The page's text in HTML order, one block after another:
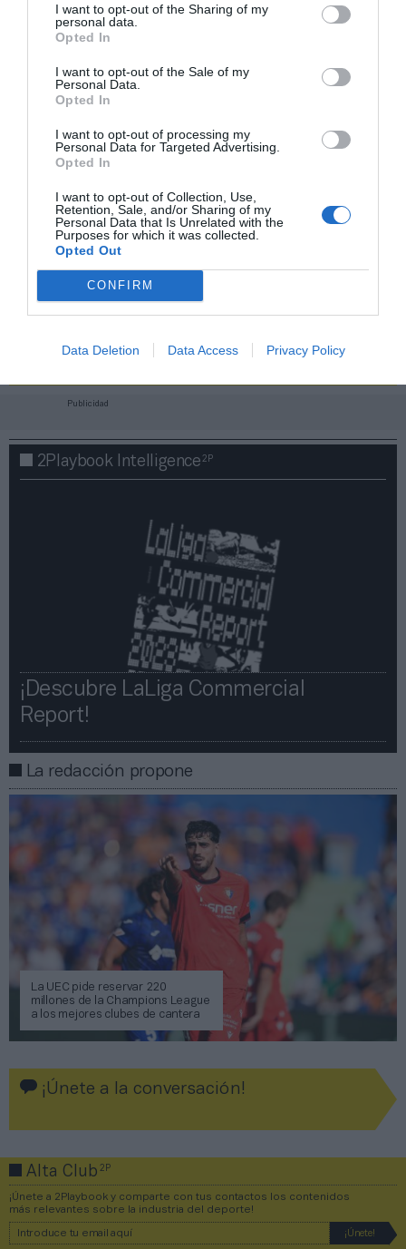
I want to opt-out of the Sharing of my
personal data.
Opted In
I want to opt-out of the Sale of my
Personal Data.
Opted In
I want to opt-out of processing my
Personal Data for Targeted Advertising.
Opted In
I want to opt-out of Collection, Use,
Retention, Sale, and/or Sharing of my
Personal Data that Is Unrelated with the
Purposes for which it was collected.
Opted Out
CONFIRM
Data Deletion Data Access Privacy Policy
2Playbook Club
y eventos para Socios!​​​​​​​
Publicidad
2Playbook Intelligence2P
¡Descubre LaLiga Commercial
Report!​​
La redacción propone
La UEC pide reservar 220
millones de la Champions League
a los mejores clubes de cantera
¡Únete a la conversación!
Alta Club2P
¡Únete a 2Playbook y comparte con tus contactos los contenidos
más relevantes sobre la industria del deporte!